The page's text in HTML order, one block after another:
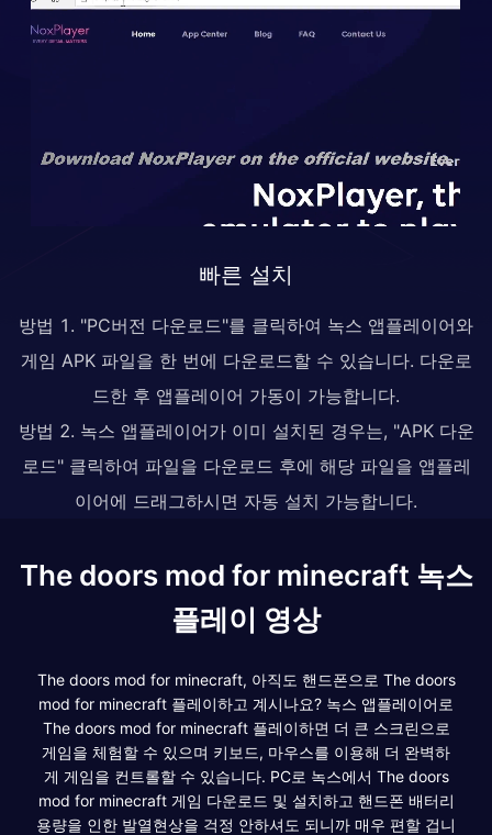
빠른 설치
방법 1. "PC버전 다운로드"를 클릭하여 녹스 앱플레이어와
게임 APK 파일을 한 번에 다운로드할 수 있습니다. 다운로
드한 후 앱플레이어 가동이 가능합니다.
방법 2. 녹스 앱플레이어가 이미 설치된 경우는, "APK 다운
로드" 클릭하여 파일을 다운로드 후에 해당 파일을 앱플레
이어에 드래그하시면 자동 설치 가능합니다.
The doors mod for minecraft 녹스
플레이 영상
The doors mod for minecraft, 아직도 핸드폰으로 The doors
mod for minecraft 플레이하고 계시나요? 녹스 앱플레이어로
The doors mod for minecraft 플레이하면 더 큰 스크린으로
게임을 체험할 수 있으며 키보드, 마우스를 이용해 더 완벽하
게 게임을 컨트롤할 수 있습니다. PC로 녹스에서 The doors
mod for minecraft 게임 다운로드 및 설치하고 핸드폰 배터리
용량을 인한 발열현상을 걱정 안하셔도 되니까 매우 편할 겁니